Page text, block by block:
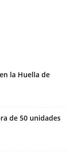
la Huella de
de 50 unidades